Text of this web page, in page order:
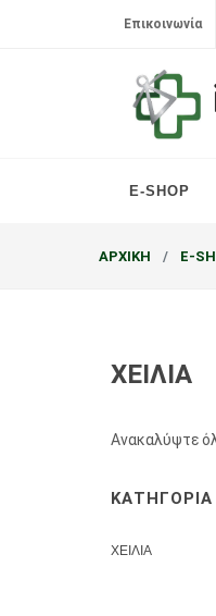
Επικοινωνία
E-SHOP
ΑΡΧΙΚΗ E-
ΧΕΙΛΙΑ
Ανακαλύψτε
ΚΑΤΗΓΟΡΙΑ
ΧΕΙΛΙΑ